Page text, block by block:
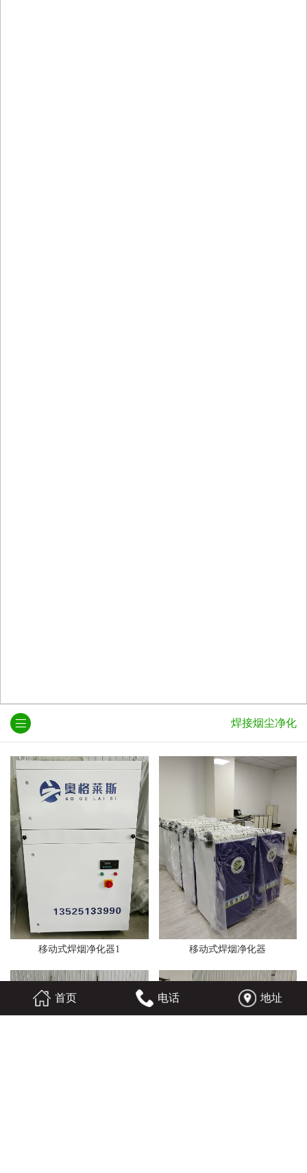
焊接烟尘净化
移动式焊烟净化器1 移动式焊烟净化器
首页 电话 地址